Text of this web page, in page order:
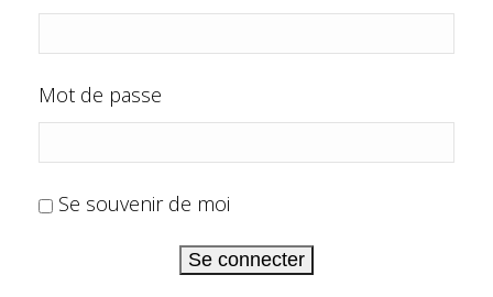
Mot de passe
Se souvenir de moi
Se connecter